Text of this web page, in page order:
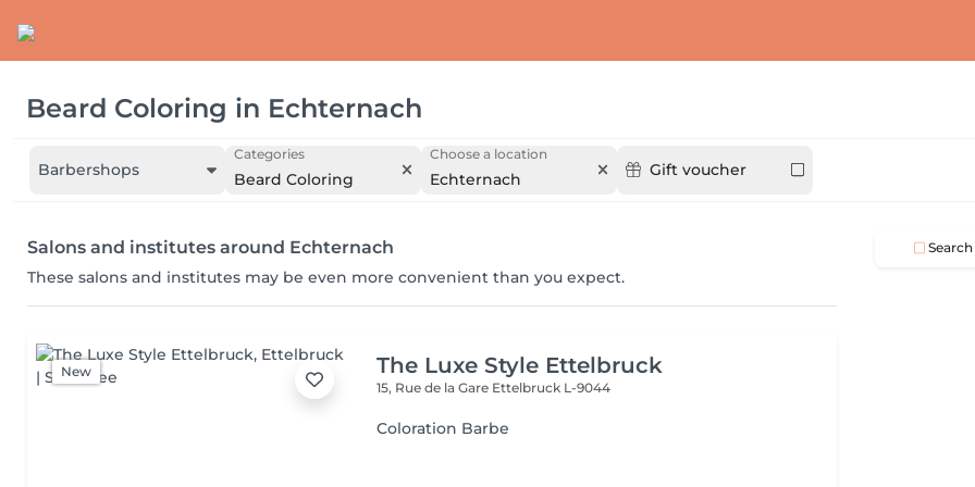
Beard Coloring in Echternach
Barbershops
Categories
Beard Coloring
Choose a location
Echternach Gift voucher
Salons and institutes around Echternach
These salons and institutes may be even more convenient than you expect.
New The Luxe Style Ettelbruck
15, Rue de la Gare Ettelbruck L-9044
Coloration Barbe